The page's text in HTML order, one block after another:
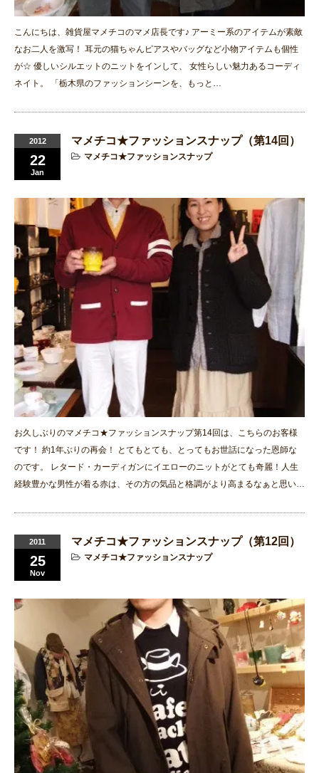
こんにちは、雑貨屋マメチコのマメ店長です♪ アーミー系のアイテムが素敵
なお二人を激写！ 耳元の猫ちゃんピアスやバッグなど小物アイテムも個性
が☆ 優しいシルエットのニットをインして、 女性らしい魅力あるコーディ
ネイト。 「栃木県のファッションシーンを、もっと…
2012
22
Jan
マメチコ★ファッションスナップ（第14回）
マメチコ★ファッションスナップ
お久しぶりのマメチコ★ファッションスナップ第14回は、こちらのお客様
です！ 約1年ぶりの再会！ とてもとても、とってもお世話になった恩師な
のです。 レタード・カーディガンにイエローのニットがとても奇麗！人生
経験豊かな男性が着る赤は、その方の気品と格調がより高まるなぁと思い…
2011
25
Nov
マメチコ★ファッションスナップ（第12回）
マメチコ★ファッションスナップ